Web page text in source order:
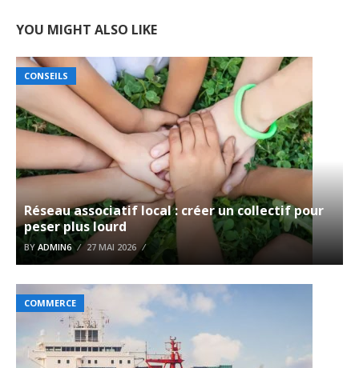
YOU MIGHT ALSO LIKE
CONSEILS
Réseau associatif local : créer un collectif pour
peser plus lourd
BY ADMIN6 27 MAI 2026
COMMERCE